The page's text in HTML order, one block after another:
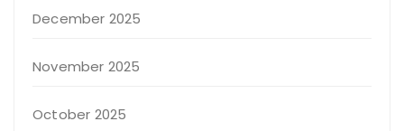
December 2025
November 2025
October 2025